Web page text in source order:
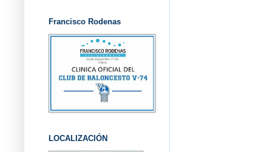
Francisco Rodenas
LOCALIZACIÓN